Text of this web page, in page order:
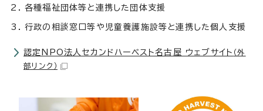
各種福祉団体等と連携した団体支援
行政の相談窓口等や児童養護施設等と連携した個人支援
認定NPO法人セカンドハーベスト名古屋 ウェブサイト （外
部リンク）